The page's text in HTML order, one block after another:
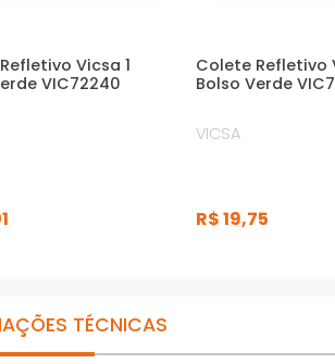
Vicsa 1
VIC72240
Colete Refletivo
Bolso Verde
VICSA
R$19,75
TÉCNICAS